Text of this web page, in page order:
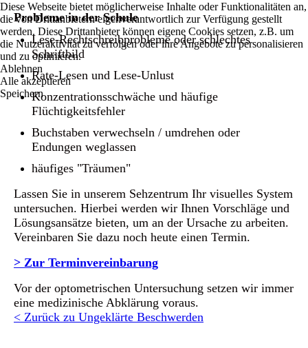
Probleme in der Schule
Lese-Rechtschreibprobleme oder schlechtes
Schriftbild
Rate-Lesen und Lese-Unlust
Konzentrationsschwäche und häufige
Flüchtigkeitsfehler
Buchstaben verwechseln / umdrehen oder
Endungen weglassen
häufiges "Träumen"
Lassen Sie in unserem Sehzentrum Ihr visuelles System
untersuchen. Hierbei werden wir Ihnen Vorschläge und
Lösungsansätze bieten, um an der Ursache zu arbeiten.
Vereinbaren Sie dazu noch heute einen Termin.
> Zur Terminvereinbarung
Vor der optometrischen Untersuchung setzen wir immer
eine medizinische Abklärung voraus.
< Zurück zu Ungeklärte Beschwerden
Diese Webseite bietet möglicherweise Inhalte oder Funktionalitäten an,
die von Drittanbietern eigenverantwortlich zur Verfügung gestellt
werden. Diese Drittanbieter können eigene Cookies setzen, z.B. um
die Nutzeraktivität zu verfolgen oder ihre Angebote zu personalisieren
und zu optimieren.
Ablehnen
Alle akzeptieren
Speichern